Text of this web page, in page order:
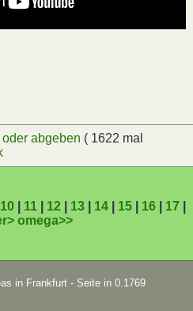
abgeben ( 1622 mal
10| 11| 12| 13| 14| 15| 16| 17
omega>>
in Frankfurt - Seite in 0.1769